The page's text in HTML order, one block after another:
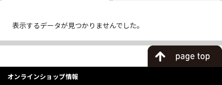
表示するデータが見つかりませんでした。
オンラインショップ情報